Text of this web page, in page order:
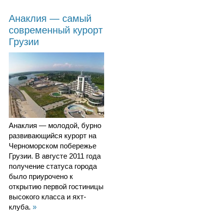
Анаклия — самый
современный курорт
Грузии
Анаклия — молодой, бурно
развивающийся курорт на
Черноморском побережье
Грузии. В августе 2011 года
получение статуса города
было приурочено к
открытию первой гостиницы
высокого класса и яхт-
клуба. »